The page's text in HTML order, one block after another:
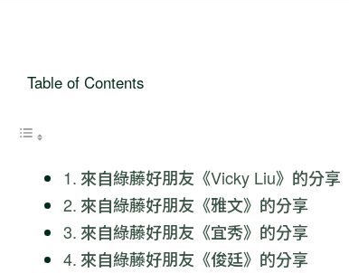
Table of Contents
來自綠藤好朋友《Vicky Liu》的分享
來自綠藤好朋友《雅文》的分享
來自綠藤好朋友《宜秀》的分享
來自綠藤好朋友《俊廷》的分享